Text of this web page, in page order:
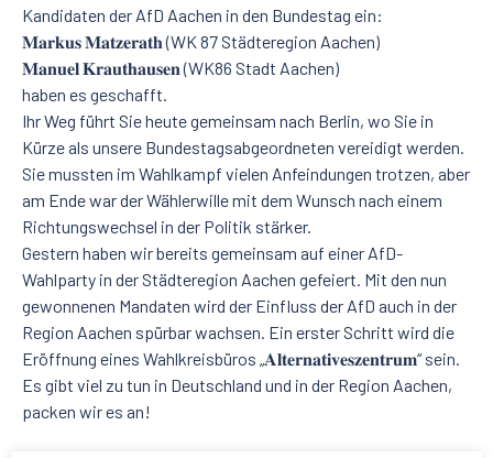
Kandidaten der AfD Aachen in den Bundestag ein:
𝐌𝐚𝐫𝐤𝐮𝐬 𝐌𝐚𝐭𝐳𝐞𝐫𝐚𝐭𝐡 (WK 87 Städteregion Aachen)
𝐌𝐚𝐧𝐮𝐞𝐥 𝐊𝐫𝐚𝐮𝐭𝐡𝐚𝐮𝐬𝐞𝐧 (WK86 Stadt Aachen)
haben es geschafft.
Ihr Weg führt Sie heute gemeinsam nach Berlin, wo Sie in
Kürze als unsere Bundestagsabgeordneten vereidigt werden.
Sie mussten im Wahlkampf vielen Anfeindungen trotzen, aber
am Ende war der Wählerwille mit dem Wunsch nach einem
Richtungswechsel in der Politik stärker.
Gestern haben wir bereits gemeinsam auf einer AfD-
Wahlparty in der Städteregion Aachen gefeiert. Mit den nun
gewonnenen Mandaten wird der Einfluss der AfD auch in der
Region Aachen spürbar wachsen. Ein erster Schritt wird die
Eröffnung eines Wahlkreisbüros „𝐀𝐥𝐭𝐞𝐫𝐧𝐚𝐭𝐢𝐯𝐞𝐬𝐳𝐞𝐧𝐭𝐫𝐮𝐦“ sein.
Es gibt viel zu tun in Deutschland und in der Region Aachen,
packen wir es an!